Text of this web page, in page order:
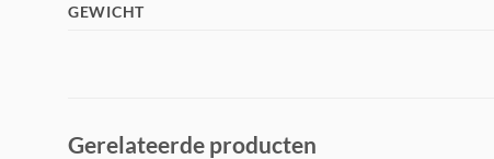
GEWICHT
Gerelateerde producten